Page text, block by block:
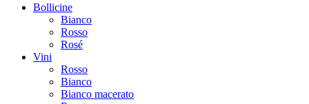
Bollicine
Bianco
Rosso
Rosé
Vini
Rosso
Bianco
Bianco macerato